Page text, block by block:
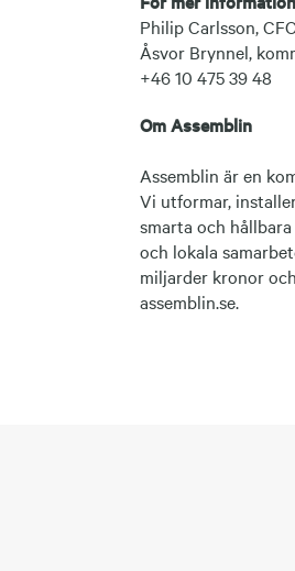
Philip Carlsson,
Åsvor Brynnel,
+46 10 475 39 48
Om Assemblin
Assemblin är en
Vi utformar,
smarta och
och lokala
miljarder kronor
assemblin.se.